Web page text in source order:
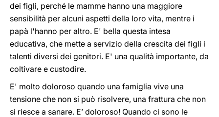
dei figli, perché le mamme hanno una maggiore
sensibilità per alcuni aspetti della loro vita, mentre i
papà l'hanno per altro. E' bella questa intesa
educativa, che mette a servizio della crescita dei figli i
talenti diversi dei genitori. E' una qualità importante, da
coltivare e custodire.
E' molto doloroso quando una famiglia vive una
tensione che non si può risolvere, una frattura che non
si riesce a sanare. E’ doloroso! Quando ci sono le